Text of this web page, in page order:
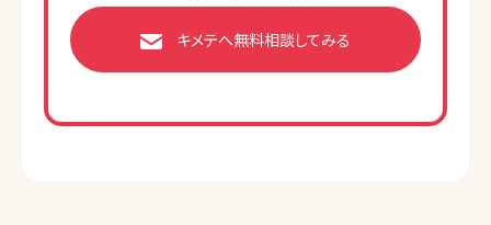
キメテへ無料相談してみる